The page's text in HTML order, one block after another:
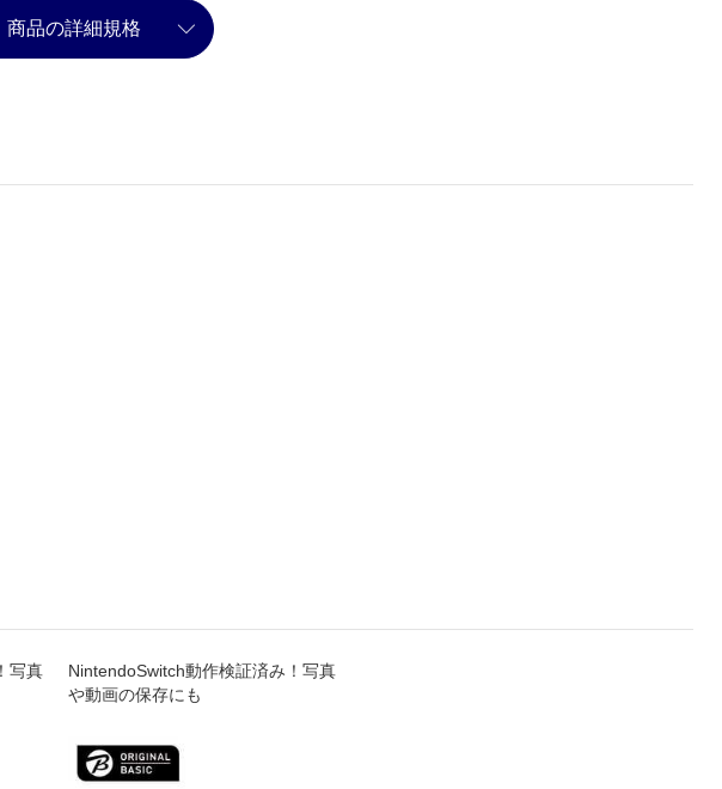
商品の詳細規格
写真
NintendoSwitch動作検証済み！写真
や動画の保存にも